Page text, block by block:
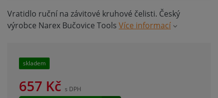
Vratidlo ruční na závitové kruhové čelisti. Český
výrobce Narex Bučovice Tools Více informací
skladem
657 Kč s DPH